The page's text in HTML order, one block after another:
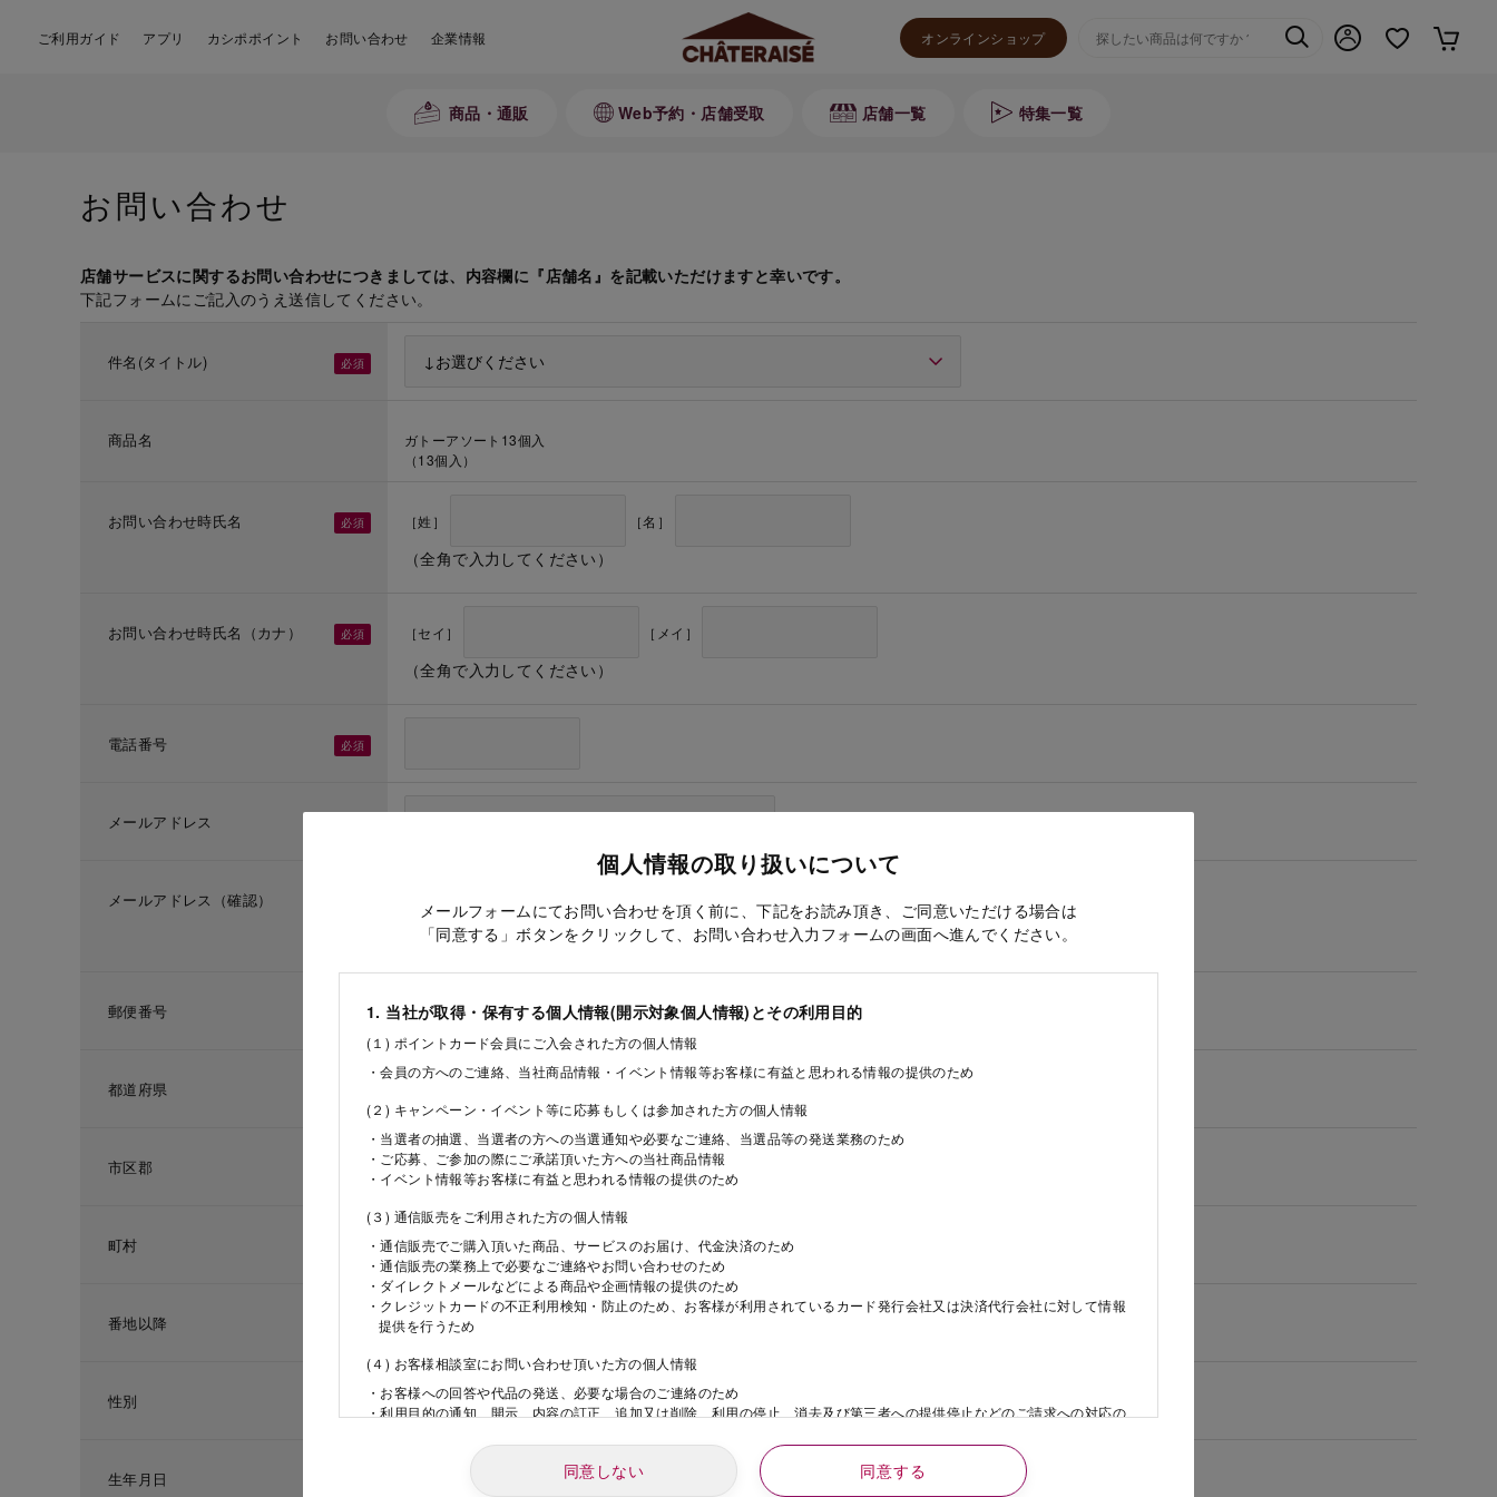
ご利用ガイド アプリ カシポポイント お問い合わせ 企業情報 オンラインショップ
商品・通販 Web予約・店舗受取 店舗一覧 特集一覧
お問い合わせ
店舗サービスに関するお問い合わせにつきましては、内容欄に『店舗名』を記載いただけますと幸いです。
下記フォームにご記入のうえ送信してください。
個人情報の取り扱いについて
メールフォームにてお問い合わせを頂く前に、下記をお読み頂き、ご同意いただける場合は
「同意する」ボタンをクリックして、お問い合わせ入力フォームの画面へ進んでください。
1. 当社が取得・保有する個人情報(開示対象個人情報)とその利用目的
(１) ポイントカード会員にご入会された方の個人情報
・会員の方へのご連絡、当社商品情報・イベント情報等お客様に有益と思われる情報の提供のため
(２) キャンペーン・イベント等に応募もしくは参加された方の個人情報
・当選者の抽選、当選者の方への当選通知や必要なご連絡、当選品等の発送業務のため
・ご応募、ご参加の際にご承諾頂いた方への当社商品情報
・イベント情報等お客様に有益と思われる情報の提供のため
(３) 通信販売をご利用された方の個人情報
・通信販売でご購入頂いた商品、サービスのお届け、代金決済のため
・通信販売の業務上で必要なご連絡やお問い合わせのため
・ダイレクトメールなどによる商品や企画情報の提供のため
・クレジットカードの不正利用検知・防止のため、お客様が利用されているカード発行会社又は決済代行会社に対して情報
提供を行うため
(４) お客様相談室にお問い合わせ頂いた方の個人情報
・お客様への回答や代品の発送、必要な場合のご連絡のため
・利用目的の通知、開示、内容の訂正、追加又は削除、利用の停止、消去及び第三者への提供停止などのご請求への対応の
(５) 当社の採用活動にご応募された方の個人情報
同意しない 同意する
件名(タイトル)
商品名
ガトーアソート13個入
（13個入）
お問い合わせ時氏名 ［姓］ ［名］
（全角で入力してください）
お問い合わせ時氏名（カナ） ［セイ］ ［メイ］
（全角で入力してください）
電話番号
メールアドレス
メールアドレス（確認）
（メールアドレス確認のため再度入力をお願いします）
郵便番号
都道府県
市区郡
町村
番地以降
性別
生年月日 年